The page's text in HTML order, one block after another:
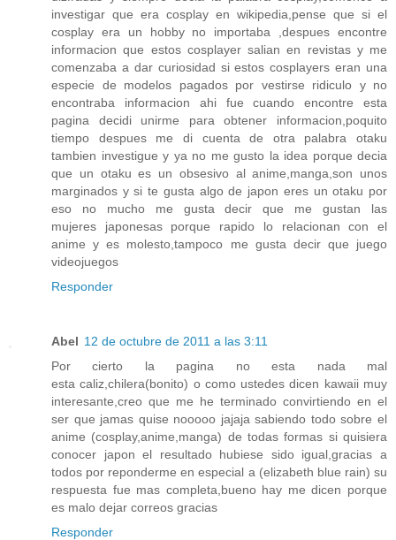
investigar que era cosplay en wikipedia,pense que si el
cosplay era un hobby no importaba ,despues encontre
informacion que estos cosplayer salian en revistas y me
comenzaba a dar curiosidad si estos cosplayers eran una
especie de modelos pagados por vestirse ridiculo y no
encontraba informacion ahi fue cuando encontre esta
pagina decidi unirme para obtener informacion,poquito
tiempo despues me di cuenta de otra palabra otaku
tambien investigue y ya no me gusto la idea porque decia
que un otaku es un obsesivo al anime,manga,son unos
marginados y si te gusta algo de japon eres un otaku por
eso no mucho me gusta decir que me gustan las
mujeres japonesas porque rapido lo relacionan con el
anime y es molesto,tampoco me gusta decir que juego
videojuegos
Responder
Abel 12 de octubre de 2011 a las 3:11
Por cierto la pagina no esta nada mal
esta caliz,chilera(bonito) o como ustedes dicen kawaii muy
interesante,creo que me he terminado convirtiendo en el
ser que jamas quise nooooo jajaja sabiendo todo sobre el
anime (cosplay,anime,manga) de todas formas si quisiera
conocer japon el resultado hubiese sido igual,gracias a
todos por reponderme en especial a (elizabeth blue rain) su
respuesta fue mas completa,bueno hay me dicen porque
es malo dejar correos gracias
Responder